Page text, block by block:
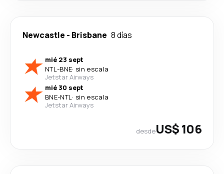
Newcastle - Brisbane 8 días
mié 23 sept
NTL-BNE· sin escala
Jetstar Airways
mié 30 sept
BNE-NTL· sin escala
Jetstar Airways
desdeUS$ 106